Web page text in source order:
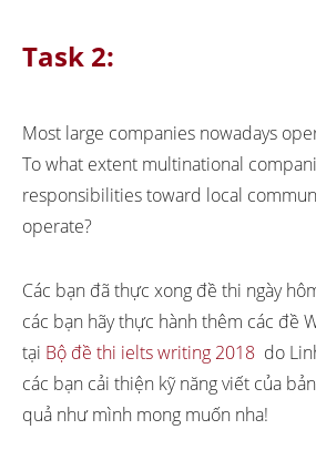
Task 2:
Most large companies nowadays
To what extent multinational
responsibilities toward local
operate?
Các bạn đã thực xong đề thi ngày
các bạn hãy thực hành thêm các đề
tại Bộ đề thi ielts writing 2018 do
các bạn cải thiện kỹ năng viết của
quả như mình mong muốn nha!